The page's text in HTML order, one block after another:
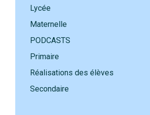
Lycée
Maternelle
PODCASTS
Primaire
Réalisations des élèves
Secondaire